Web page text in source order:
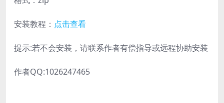
安装教程： 点击查看
提示:若不会安装，请联系作者有偿指导或远程协助安装
作者QQ:1026247465